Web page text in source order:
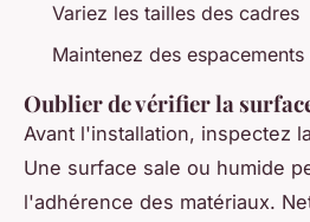
Variez les tailles des cadres
Maintenez des
Oublier de vérifier la
Avant l'installation, inspectez la
Une surface sale ou humide
l'adhérence des matériaux.